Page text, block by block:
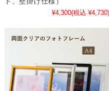
¥4,300(税込 ¥4,730)